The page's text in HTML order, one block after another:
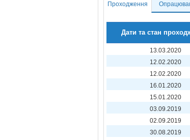
Проходження
Дати та стан
13.03.2020
12.02.2020
12.02.2020
16.01.2020
15.01.2020
03.09.2019
02.09.2019
30.08.2019